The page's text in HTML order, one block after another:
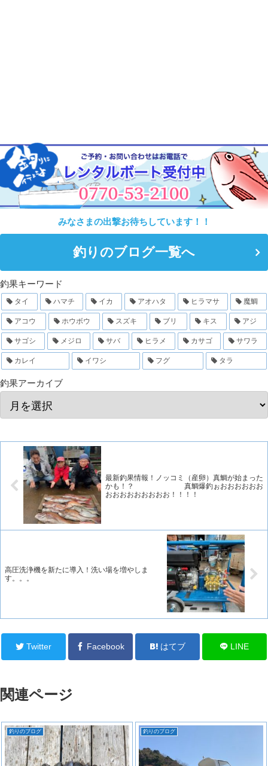
みなさまの出撃お待ちしています！！
釣りのブログ一覧へ
釣果キーワード
タイ ハマチ イカ アオハタ ヒラマサ 魔鯛
アコウ ホウボウ スズキ ブリ キス アジ
サゴシ メジロ サバ ヒラメ カサゴ サワラ
カレイ イワシ フグ タラ
釣果アーカイブ
最新釣果情報！ノッコミ（産卵）真鯛が始まった
かも！？ 真鯛爆釣ぉおおおおおお
おおおおおおおおお！！！！
高圧洗浄機を新たに導入！洗い場を増やしま
す。。。
Twitter Facebook はてブ LINE
関連ページ
釣りのブログ 釣りのブログ